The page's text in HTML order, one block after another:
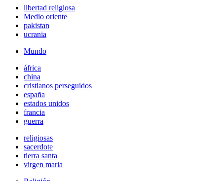
libertad religiosa
Medio oriente
pakistan
ucrania
Mundo
áfrica
china
cristianos perseguidos
españa
estados unidos
francia
guerra
religiosas
sacerdote
tierra santa
virgen maria